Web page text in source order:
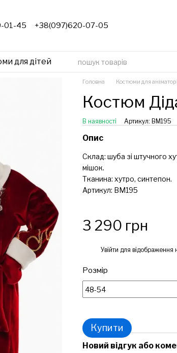
01-45 +38(097)620-07-05
для дітей
Головна Костюми для
Костюм
В наявності Артикул: ВМ195
Опис
Склад: шуба зі штучного
мішок.
Тканина: хутро, синтепон.
Артикул: ВМ195
3 290 грн
Увійти для відображення
Розмір
Купити
Новий відгук або